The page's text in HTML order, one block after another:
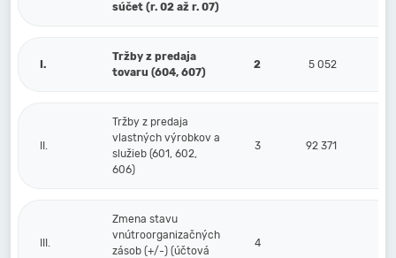
súčet (r. 02 až r. 07)
I.
Tržby z predaja
tovaru (604, 607)
2 5 052
II.
Tržby z predaja
vlastných výrobkov a
služieb (601, 602,
606)
3 92 371
III.
Zmena stavu
vnútroorganizačných
zásob (+/-) (účtová
4